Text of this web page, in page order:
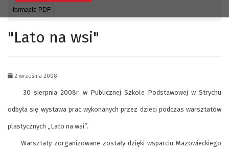
formacie PDF
"Lato na wsi"
2 września 2008
30 sierpnia 2008r. w Publicznej Szkole Podstawowej w Strychu
odbyła się wystawa prac wykonanych przez dzieci podczas warsztatów
plastycznych „Lato na wsi”.
Warsztaty zorganizowane zostały dzięki wsparciu Mazowieckiego